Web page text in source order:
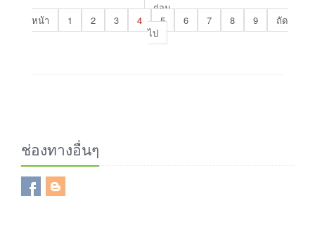
ก่อน
หน้า
1 2 3 4 5 6 7 8 9
ถัด
ไป
ช่องทางอื่นๆ